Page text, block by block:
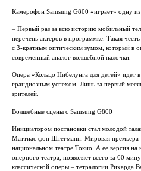
Камерофон Samsung G800 «играет» одну
– Первый раз за всю историю мобильный
перечень актеров в программке. Такая
с 3-кратным оптическим зумом, который в
современный аналог волшебной палочки.
Опера «Кольцо Нибелунга для детей» идет
грандиозным успехом. Лишь за первый
зрителей.
Волшебные сцены с Samsung G800
Инициатором постановки стал молодой
Маттиас фон Штегманн. Мировая премьера
национальном театре Токио. А ее версия на
оперного театра, позволяет всего за 60
классической оперы – тетралогии Рихарда